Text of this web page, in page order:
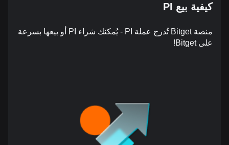
كيفية بيع PI
منصة Bitget تُدرج عملة PI - يُمكنك شراء PI أو بيعها بسرعة
على Bitget!